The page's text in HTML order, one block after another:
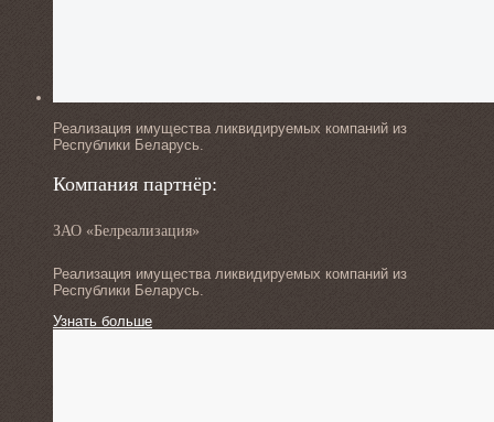
Реализация имущества ликвидируемых компаний из
Республики Беларусь.
Компания партнёр:
ЗАО «Белреализация»
Реализация имущества ликвидируемых компаний из
Республики Беларусь.
Узнать больше